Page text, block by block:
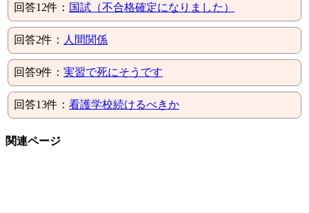
回答12件： 国試（不合格確定になりました）
回答2件： 人間関係
回答9件： 実習で死にそうです
回答13件： 看護学校続けるべきか
関連ページ